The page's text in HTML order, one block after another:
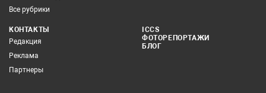
Все рубрики
КОНТАКТЫ
Редакция
Реклама
Партнеры
ICCS
ФОТОРЕПОРТАЖИ
БЛОГ